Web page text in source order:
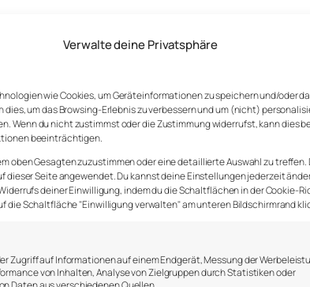
Verwalte deine Privatsphäre
wie Cookies, um Geräteinformationen zu speichern und/oder
dies, um das Browsing-Erlebnis zu verbessern und um (nicht)
Wenn du nicht zustimmst oder die Zustimmung widerrufst, kann dies
beeinträchtigen.
oben Gesagten zuzustimmen oder eine detaillierte Auswahl zu treffen.
dieser Seite angewendet. Du kannst deine Einstellungen jederzeit
deiner Einwilligung, indem du die Schaltflächen in der Cookie-
die Schaltfläche "Einwilligung verwalten" am unteren Bildschirmrand
Zugriff auf Informationen auf einem Endgerät, Messung der
von Inhalten, Analyse von Zielgruppen durch Statistiken oder
freedom, joy, creativity, love, connection,
bring you those things all by itself.”